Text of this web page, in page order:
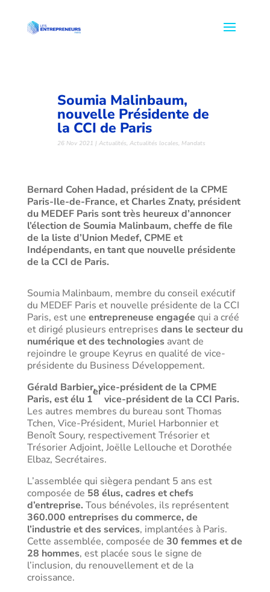
Soumia Malinbaum,
nouvelle Présidente de
la CCI de Paris
26 Nov 2021 |Actualités,Actualités locales,Mandats
Bernard Cohen Hadad, président de la CPME
Paris-Ile-de-France, et Charles Znaty, président
du MEDEF Paris sont très heureux d’annoncer
l’élection de Soumia Malinbaum, cheffe de file
de la liste d’Union Medef, CPME et
Indépendants, en tant que nouvelle présidente
de la CCI de Paris.
Soumia Malinbaum, membre du conseil exécutif
du MEDEF Paris et nouvelle présidente de la CCI
Paris, est une entrepreneuse engagée qui a créé
et dirigé plusieurs entreprises dans le secteur du
numérique et des technologiesavant de
rejoindre le groupe Keyrus en qualité de vice-
présidente du Business Développement.
Gérald Barbier, vice-président de la CPME
Paris, est élu 1
er
vice-président de la CCI Paris.
Les autres membres du bureau sont Thomas
Tchen, Vice-Président, Muriel Harbonnier et
Benoît Soury, respectivement Trésorier et
Trésorier Adjoint, Joëlle Lellouche et Dorothée
Elbaz, Secrétaires.
L’assemblée qui siègera pendant 5 ans est
composée de 58 élus, cadres et chefs
d’entreprise. Tous bénévoles, ils représentent
360.000 entreprises du commerce, de
l’industrie et des services, implantées à Paris.
Cette assemblée, composée de 30 femmes et de
28 hommes, est placée sous le signe de
l’inclusion, du renouvellement et de la
croissance.